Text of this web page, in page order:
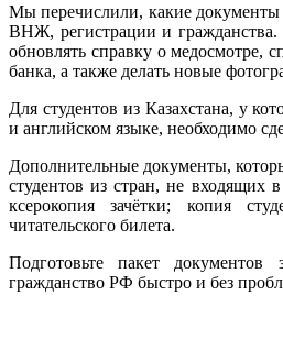
Мы перечислили, какие
ВНЖ, регистрации и
обновлять справку о медосмотре,
банка, а также делать новые
Для студентов из Казахстана, у
и английском языке, необходимо
Дополнительные документы,
студентов из стран, не входящих
ксерокопия зачётки; копия
читательского билета.
Подготовьте пакет документов
гражданство РФ быстро и без